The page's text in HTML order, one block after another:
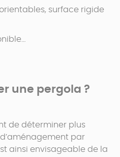
surface rigide
une pergola ?
de déterminer plus
par
ainsi envisageable de la